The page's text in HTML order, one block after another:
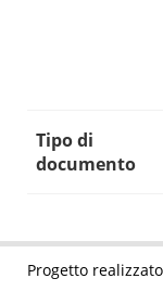
Tipo di
documento
Progetto